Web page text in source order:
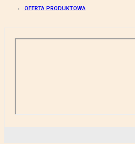
OFERTA PRODUKTOWA